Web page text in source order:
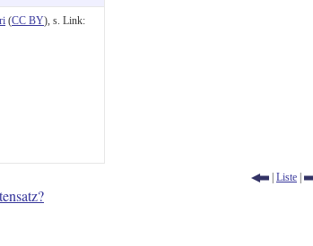
(CC BY), s. Link:
| Liste |